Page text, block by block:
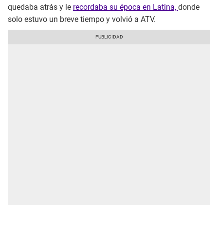
quedaba atrás y le recordaba su época en Latina, donde
solo estuvo un breve tiempo y volvió a ATV.